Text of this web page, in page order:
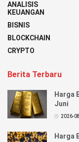
ANALISIS
KEUANGAN
BISNIS
BLOCKCHAIN
CRYPTO
Berita Terbaru
Harga
Juni
2026-
Harga